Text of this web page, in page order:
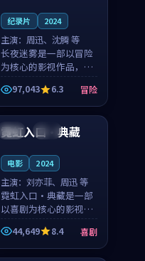
纪录片 2024
主演： 周迅、沈腾 等
长夜迷雾是一部以冒险
为核心的影视作品，围
绕危机、反转与人物成
长展开，整体节奏紧
凑，值得推荐观看。
97,043 6.3 冒险
日本 独播
霓虹入口·典藏
电影 2024
主演： 刘亦菲、周迅 等
霓虹入口·典藏是一部
以喜剧为核心的影视作
品，围绕危机、反转与
人物成长展开，整体节
奏紧凑，值得推荐观
44,649 8.4 喜剧